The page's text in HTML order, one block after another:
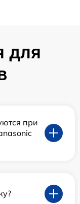
для
при